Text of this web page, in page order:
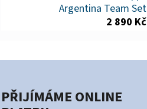
Argentina Team Set
2 890 Kč
PŘIJÍMÁME ONLINE